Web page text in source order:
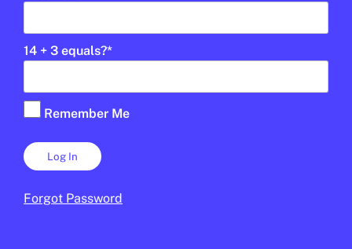
14 + 3 equals?*
Remember Me
Forgot Password
Què són els Jocs Olímpics
d’hivern?
DANIEL MOYA 3 DE FEBRER DE 2026 · 10:50
CICLE SUPERIOR DE PRIMÀRIA